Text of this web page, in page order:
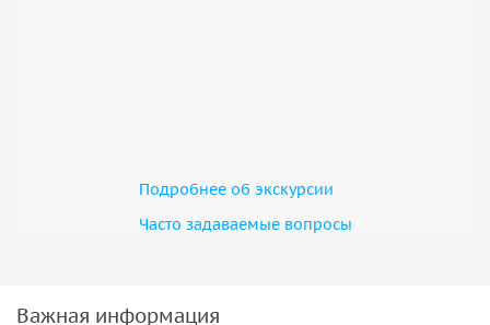
Подробнее об экскурсии
Часто задаваемые вопросы
Важная информация